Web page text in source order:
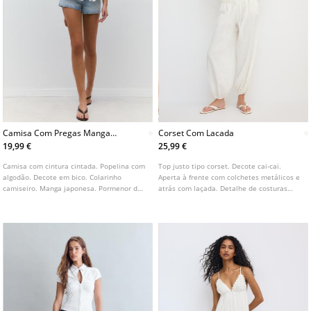
Camisa Com Pregas Manga
Japonesa E Cintura Cintada
19,99 €
Camisa com cintura cintada. Popelina com
algodão. Decote em bico. Colarinho
camiseiro. Manga japonesa. Pormenor de
Corset Com Lacada
25,99 €
Top justo tipo corset. Decote cai-cai.
Aperta à frente com colchetes metálicos e
atrás com laçada. Detalhe de costuras